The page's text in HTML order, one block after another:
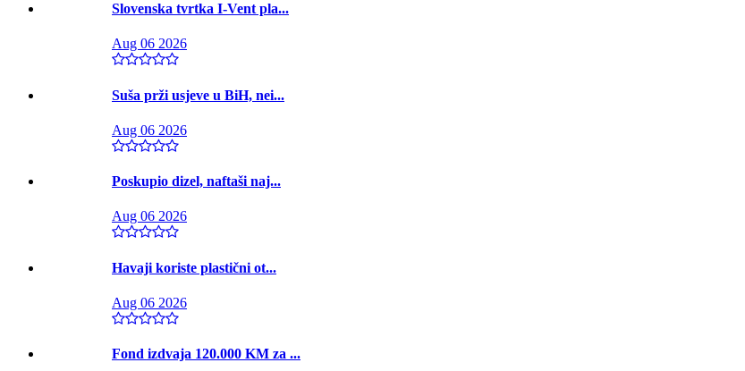
Slovenska tvrtka I-Vent pla...
Aug 06 2026
Suša prži usjeve u BiH, nei...
Aug 06 2026
Poskupio dizel, naftaši naj...
Aug 06 2026
Havaji koriste plastični ot...
Aug 06 2026
Fond izdvaja 120.000 KM za ...